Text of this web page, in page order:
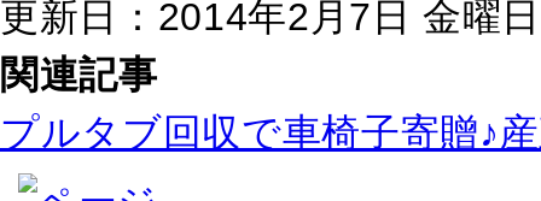
更新日：2014年2月7日 金曜
関連記事
プルタブ回収で車椅子寄贈♪